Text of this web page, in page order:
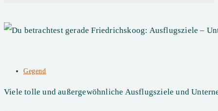
Beitrags-
Gegend
Viele tolle und außergewöhnliche Ausflugsziele und